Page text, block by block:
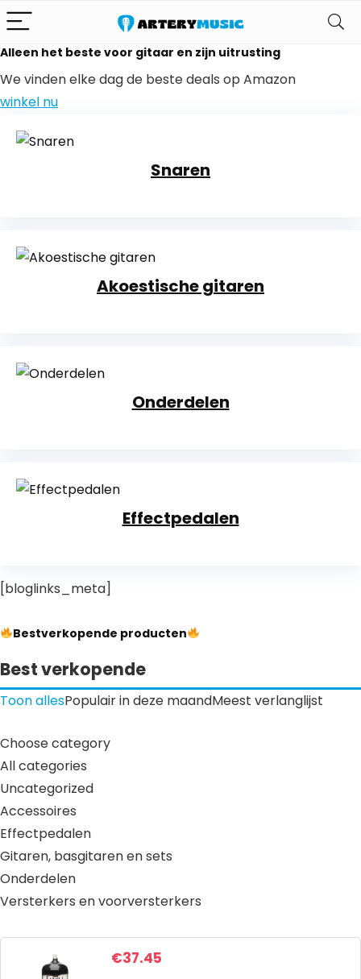
Alleen het beste voor gitaar en zijn uitrusting
We vinden elke dag de beste deals op Amazon
winkel nu
Snaren
Akoestische gitaren
Onderdelen
Effectpedalen
[bloglinks_meta]
Bestverkopende producten
Best verkopende
Toon allesPopulair in deze maandMeest verlanglijst
Choose category
All categories
Uncategorized
Accessoires
Effectpedalen
Gitaren, basgitaren en sets
Onderdelen
Versterkers en voorversterkers
€37.45